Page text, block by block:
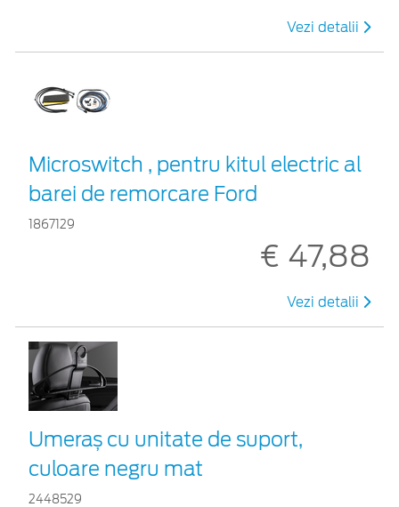
Vezi detalii
Microswitch , pentru kitul electric al
barei de remorcare Ford
1867129
€ 47,88
Vezi detalii
Umeraș cu unitate de suport,
culoare negru mat
2448529